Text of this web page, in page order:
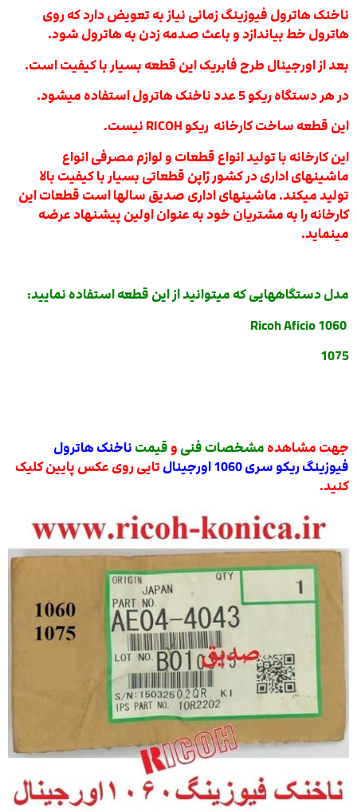
ناخنک هاترول فیوزینگ زمانی نیاز به تعویض دارد که روی
هاترول خط بیاندازد و باعث صدمه زدن به هاترول شود.
بعد از اورجینال طرح فابریک این قطعه بسیار با کیفیت است.
در هر دستگاه ریکو 5 عدد ناخنک هاترول استفاده میشود.
این قطعه ساخت کارخانه ریکو RICOH نیست.
این کارخانه با تولید انواع قطعات و لوازم مصرفی انواع
ماشینهای اداری در کشور ژاپن قطعاتی بسیار با کیفیت بالا
تولید میکند. ماشینهای اداری صدیق سالها است قطعات این
کارخانه را به مشتریان خود به عنوان اولین پیشنهاد عرضه
مینماید.
مدل دستگاههایی که میتوانید از این قطعه استفاده نمایید:
1075
جهت مشاهده مشخصات فنی و قیمت ناخنک هاترول
فیوزینگ ریکو سری 1060 اورجینال
تایی روی عکس پایین کلیک
کنید.